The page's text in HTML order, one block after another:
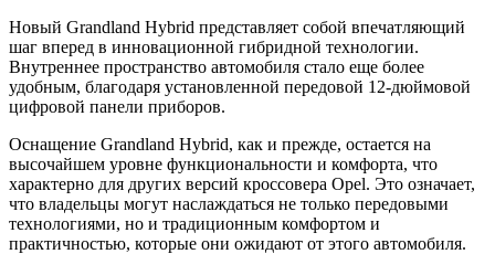
Новый Grandland Hybrid представляет собой впечатляющий
шаг вперед в инновационной гибридной технологии.
Внутреннее пространство автомобиля стало еще более
удобным, благодаря установленной передовой 12-дюймовой
цифровой панели приборов.
Оснащение Grandland Hybrid, как и прежде, остается на
высочайшем уровне функциональности и комфорта, что
характерно для других версий кроссовера Opel. Это означает,
что владельцы могут наслаждаться не только передовыми
технологиями, но и традиционным комфортом и
практичностью, которые они ожидают от этого автомобиля.